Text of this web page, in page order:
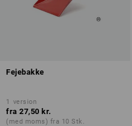
Fejebakke
1 version
fra 27,50 kr.
(med moms) fra 10 Stk.